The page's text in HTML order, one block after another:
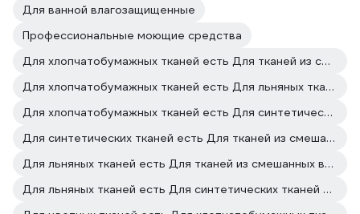
Для ванной влагозащищенные
Профессиональные моющие средства
Для хлопчатобумажных тканей есть Для тканей из смешанных волокон есть
Для хлопчатобумажных тканей есть Для льняных тканей есть
Для хлопчатобумажных тканей есть Для синтетических тканей есть
Для синтетических тканей есть Для тканей из смешанных волокон есть
Для льняных тканей есть Для тканей из смешанных волокон есть
Для льняных тканей есть Для синтетических тканей есть